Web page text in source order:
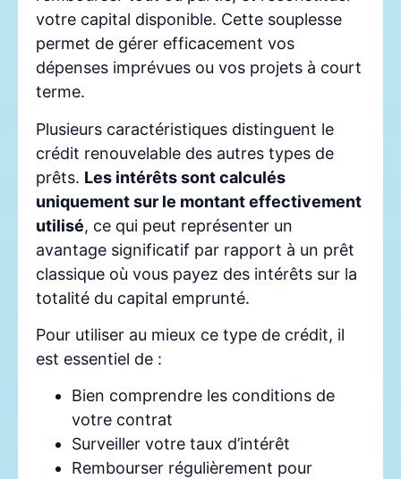
votre capital disponible. Cette souplesse
permet de gérer efficacement vos
dépenses imprévues ou vos projets à court
terme.
Plusieurs caractéristiques distinguent le
crédit renouvelable des autres types de
prêts. Les intérêts sont calculés
uniquement sur le montant effectivement
utilisé, ce qui peut représenter un
avantage significatif par rapport à un prêt
classique où vous payez des intérêts sur la
totalité du capital emprunté.
Pour utiliser au mieux ce type de crédit, il
est essentiel de :
Bien comprendre les conditions de
votre contrat
Surveiller votre taux d’intérêt
Rembourser régulièrement pour